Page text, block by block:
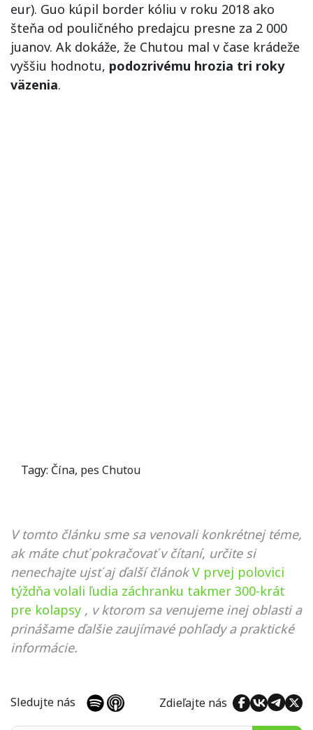
eur). Guo kúpil border kóliu v roku 2018 ako
šteňa od pouličného predajcu presne za 2 000
juanov. Ak dokáže, že Chutou mal v čase krádeže
vyššiu hodnotu, podozrivému hrozia tri roky
väzenia.
Tagy: Čína, pes Chutou
V tomto článku sme sa venovali konkrétnej téme,
ak máte chuť pokračovať v čítaní, určite si
nenechajte ujsť aj ďalší článok V prvej polovici
týždňa volali ľudia záchranku takmer 300-krát
pre kolapsy , v ktorom sa venujeme inej oblasti a
prinášame ďalšie zaujímavé pohľady a praktické
informácie.
Sledujte nás Zdieľajte nás